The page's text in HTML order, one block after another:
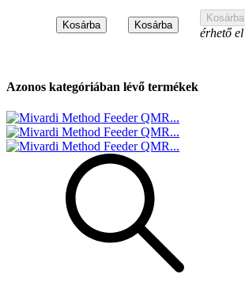
Kosárba Kosárba
Kosárba
érhető el
Azonos kategóriában lévő termékek